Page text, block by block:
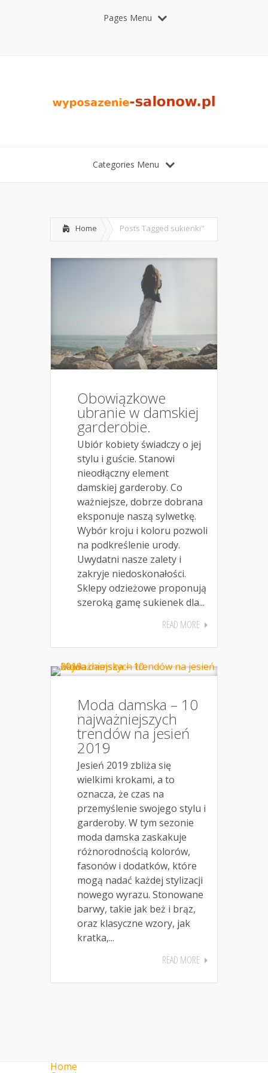
Pages Menu
Categories Menu
Home Posts Tagged sukienki"
Obowiązkowe
ubranie w damskiej
garderobie.
Ubiór kobiety świadczy o jej
stylu i guście. Stanowi
nieodłączny element
damskiej garderoby. Co
ważniejsze, dobrze dobrana
eksponuje naszą sylwetkę.
Wybór kroju i koloru pozwoli
na podkreślenie urody.
Uwydatni nasze zalety i
zakryje niedoskonałości.
Sklepy odzieżowe proponują
szeroką gamę sukienek dla...
READ MORE
Moda damska – 10
najważniejszych
trendów na jesień
2019
Jesień 2019 zbliża się
wielkimi krokami, a to
oznacza, że czas na
przemyślenie swojego stylu i
garderoby. W tym sezonie
moda damska zaskakuje
różnorodnością kolorów,
fasonów i dodatków, które
mogą nadać każdej stylizacji
nowego wyrazu. Stonowane
barwy, takie jak beż i brąz,
oraz klasyczne wzory, jak
kratka,...
READ MORE
Home